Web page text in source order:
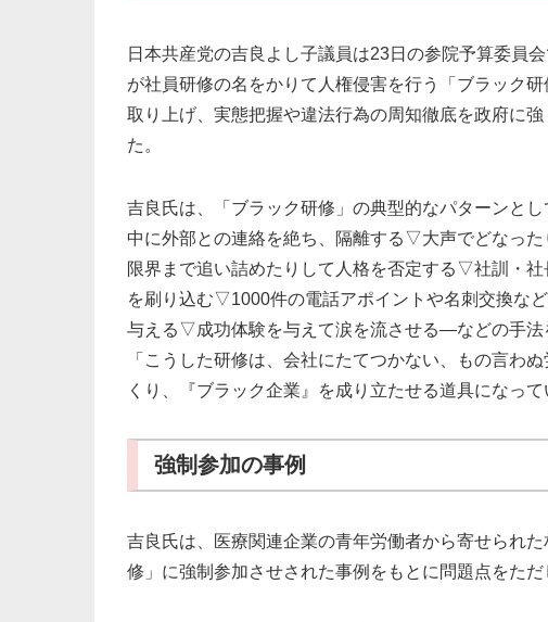
日本共産党の吉良よし子議員は23日の参院予算委員
が社員研修の名をかりて人権侵害を行う「ブラック研
取り上げ、実態把握や違法行為の周知徹底を政府に強
た。
吉良氏は、「ブラック研修」の典型的なパターンと
中に外部との連絡を絶ち、隔離する▽大声でどなった
限界まで追い詰めたりして人格を否定する▽社訓・社
を刷り込む▽1000件の電話アポイントや名刺交換な
与える▽成功体験を与えて涙を流させる―などの手法
「こうした研修は、会社にたてつかない、もの言わ
くり、『ブラック企業』を成り立たせる道具になって
強制参加の事例
吉良氏は、医療関連企業の青年労働者から寄せられ
修」に強制参加させされた事例をもとに問題点をただ